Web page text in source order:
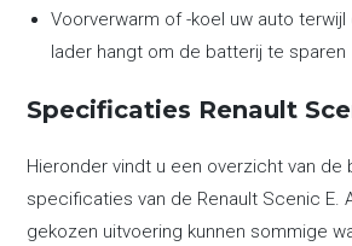
Voorverwarm of -koel uw auto
lader hangt om de batterij te sparen
Specificaties Renault
Hieronder vindt u een overzicht van de
specificaties van de Renault Scenic E.
gekozen uitvoering kunnen sommige